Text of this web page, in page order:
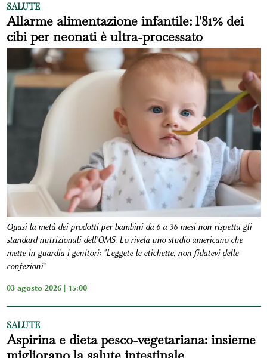
SALUTE
Allarme alimentazione infantile: l'81% dei
cibi per neonati è ultra-processato
Quasi la metà dei prodotti per bambini da 6 a 36 mesi non rispetta gli
standard nutrizionali dell'OMS. Lo rivela uno studio americano che
mette in guardia i genitori: "Leggete le etichette, non fidatevi delle
confezioni"
03 agosto 2026 | 15:00
SALUTE
Aspirina e dieta pesco-vegetariana: insieme